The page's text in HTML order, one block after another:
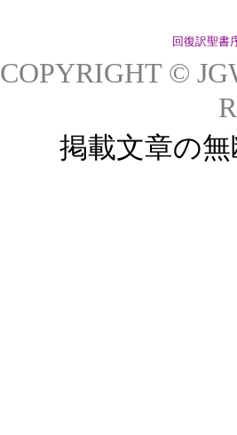
おすすめ
2009/2/22 オンライ
回復訳聖書
COPYRIGHT ©
掲載文章の